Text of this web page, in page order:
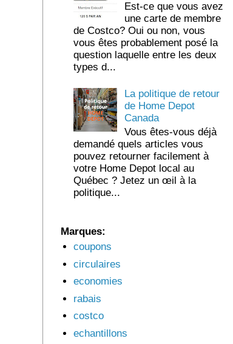
Est-ce que vous avez
une carte de membre
de Costco? Oui ou non, vous
vous êtes probablement posé la
question laquelle entre les deux
types d...
La politique de retour
de Home Depot
Canada
Vous êtes-vous déjà
demandé quels articles vous
pouvez retourner facilement à
votre Home Depot local au
Québec ? Jetez un œil à la
politique...
Marques:
coupons
circulaires
economies
rabais
costco
echantillons